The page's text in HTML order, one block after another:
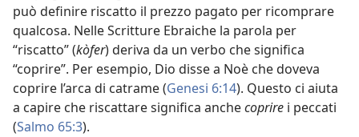
può definire riscatto il prezzo pagato per ricomprare
qualcosa. Nelle Scritture Ebraiche la parola per
“riscatto” (kòfer) deriva da un verbo che significa
“coprire”. Per esempio, Dio disse a Noè che doveva
coprire l’arca di catrame (Genesi 6:14). Questo ci aiuta
a capire che riscattare significa anchecoprire i peccati
(Salmo 65:3).